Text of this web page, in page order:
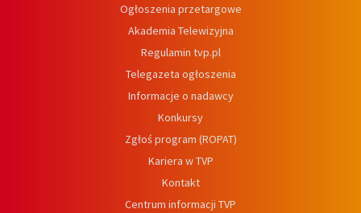
Ogłoszenia przetargowe
Akademia Telewizyjna
Regulamin tvp.pl
Telegazeta ogłoszenia
Informacje o nadawcy
Konkursy
Zgłoś program (ROPAT)
Kariera w TVP
Kontakt
Centrum informacji TVP